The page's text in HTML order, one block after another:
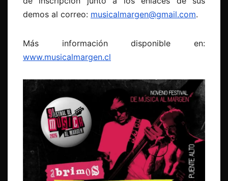
demos al correo: musicalmargen@gmail.com.
Más información disponible en:
www.musicalmargen.cl